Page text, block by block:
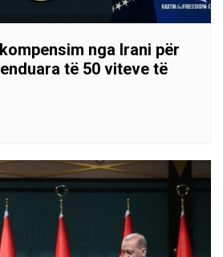
nga Irani për
të 50 viteve të